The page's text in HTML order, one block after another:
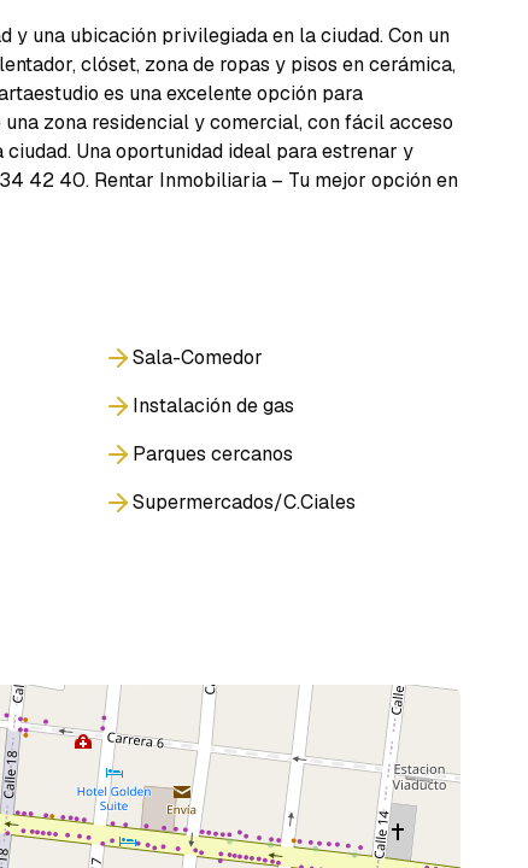
y una ubicación privilegiada en la ciudad. Con un
clóset, zona de ropas y pisos en cerámica,
es una excelente opción para
zona residencial y comercial, con fácil acceso
Una oportunidad ideal para estrenar y
42 40. Rentar Inmobiliaria – Tu mejor opción en
Sala-Comedor
Instalación de gas
Parques cercanos
Supermercados/C.Ciales